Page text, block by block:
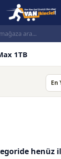
1TB
henüz